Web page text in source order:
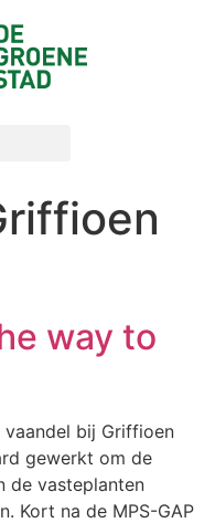
way to
bij Griffioen
gewerkt om de
de vasteplanten
Kort na de MPS-GAP